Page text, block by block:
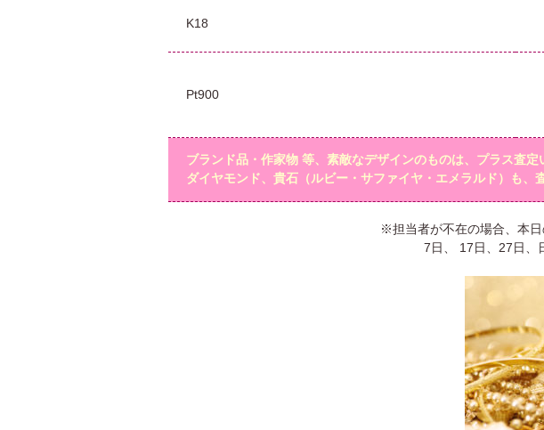
K18
Pt900
ブランド品・作家物 等、素敵なデザインのものは、プラス査定
ダイヤモンド、貴石（ルビー・サファイヤ・エメラルド）も、
※担当者が不在の場合、本
7日、 17日、27日、